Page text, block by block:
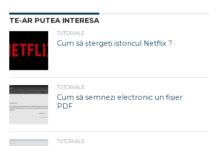
TE-AR PUTEA INTERESA
TUTORIALE
Cum să ștergeți istoricul Netflix ?
TUTORIALE
Cum să semnezi electronic un fișier
PDF
TUTORIALE